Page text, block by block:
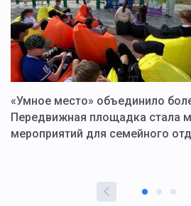
«Умное место» объединило
Передвижная площадка стала
мероприятий для семейного